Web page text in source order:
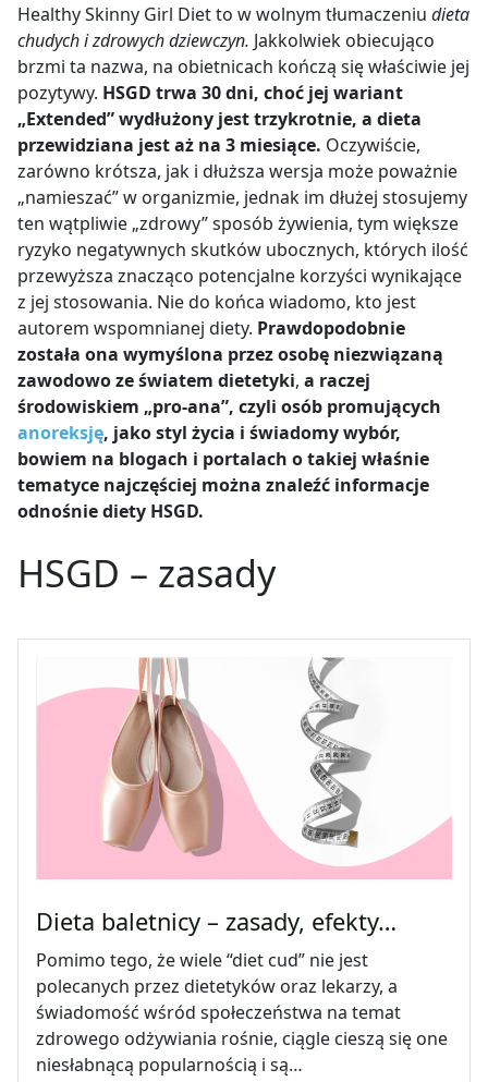
Healthy Skinny Girl Diet to w wolnym tłumaczeniu dieta
chudych i zdrowych dziewczyn. Jakkolwiek obiecująco
brzmi ta nazwa, na obietnicach kończą się właściwie jej
pozytywy. HSGD trwa 30 dni, choć jej wariant
„Extended” wydłużony jest trzykrotnie, a dieta
przewidziana jest aż na 3 miesiące. Oczywiście,
zarówno krótsza, jak i dłuższa wersja może poważnie
„namieszać” w organizmie, jednak im dłużej stosujemy
ten wątpliwie „zdrowy” sposób żywienia, tym większe
ryzyko negatywnych skutków ubocznych, których ilość
przewyższa znacząco potencjalne korzyści wynikające
z jej stosowania. Nie do końca wiadomo, kto jest
autorem wspomnianej diety. Prawdopodobnie
została ona wymyślona przez osobę niezwiązaną
zawodowo ze światem dietetyki, a raczej
środowiskiem „pro-ana”, czyli osób promujących
anoreksję, jako styl życia i świadomy wybór,
bowiem na blogach i portalach o takiej właśnie
tematyce najczęściej można znaleźć informacje
odnośnie diety HSGD.
HSGD – zasady
Dieta baletnicy – zasady, efekty…
Pomimo tego, że wiele “diet cud” nie jest
polecanych przez dietetyków oraz lekarzy, a
świadomość wśród społeczeństwa na temat
zdrowego odżywiania rośnie, ciągle cieszą się one
niesłabnącą popularnością i są…